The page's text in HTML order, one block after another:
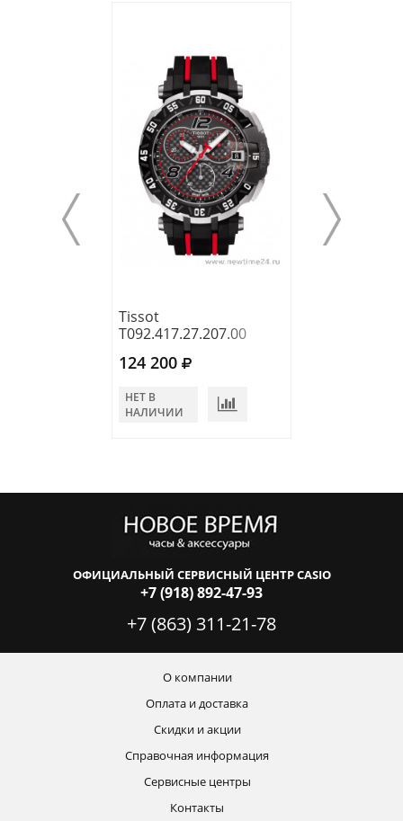
Tissot
T092.417.27.207.00
124 200
НЕТ В
НАЛИЧИИ
ОФИЦИАЛЬНЫЙ СЕРВИСНЫЙ ЦЕНТР CASIO
+7 (918) 892-47-93
+7 (863) 311-21-78
О компании
Оплата и доставка
Скидки и акции
Справочная информация
Сервисные центры
Контакты